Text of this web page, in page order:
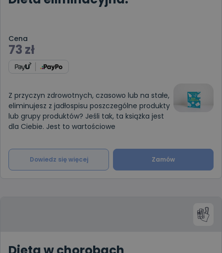
Cena
73 zł
Z przyczyn zdrowotnych, czasowo lub na stałe,
eliminujesz z jadłospisu poszczególne produkty
lub grupy produktów? Jeśli tak, ta książka jest
dla Ciebie. Jest to wartościowe
Dowiedz się więcej Zamów